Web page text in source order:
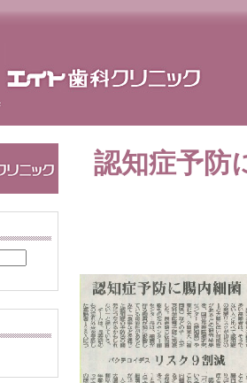
認知症予防